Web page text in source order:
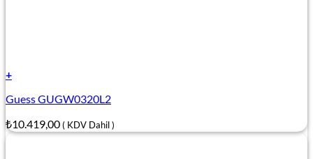
+
Guess GUGW0320L2
₺10.419,00( KDV Dahil )